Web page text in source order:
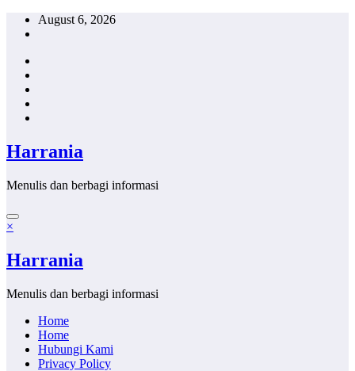
Skip
August 6, 2026
Harrania
Menulis dan berbagi informasi
×
Harrania
Menulis dan berbagi informasi
Home
Home
Hubungi Kami
Privacy Policy